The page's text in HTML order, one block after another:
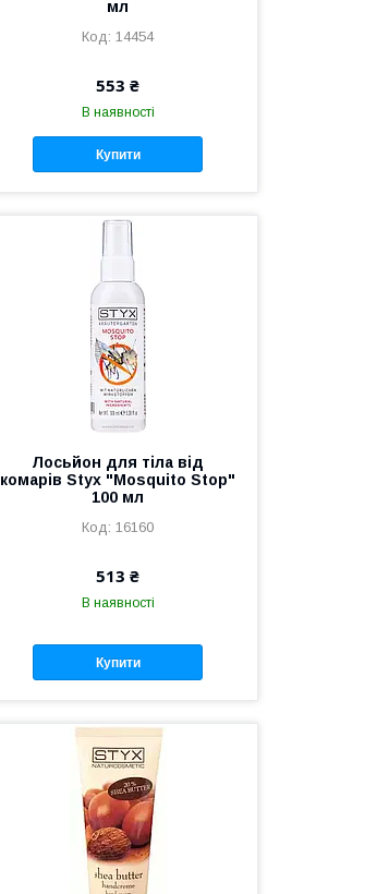
мл
14454
553 ₴
В наявності
Купити
Лосьйон для тіла від
комарів Styx "Mosquito Stop"
100 мл
16160
513 ₴
В наявності
Купити